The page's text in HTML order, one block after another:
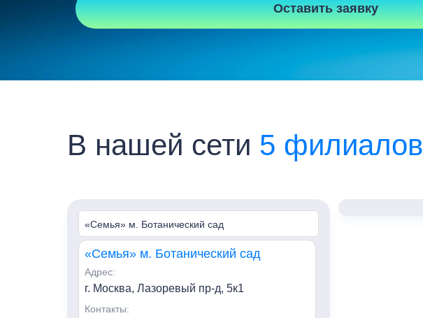
Оставить заявку
В нашей сети 5 филиалов
«Семья» м. Ботанический сад
«Семья» м. Ботанический сад
Адрес:
г. Москва, Лазоревый пр-д, 5к1
Контакты: